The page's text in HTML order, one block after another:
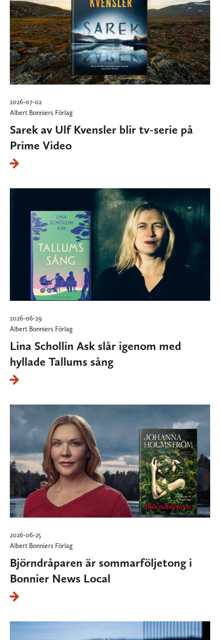
2026-07-02
Albert Bonniers Förlag
Sarek av Ulf Kvensler blir tv-serie på
Prime Video
2026-06-29
Albert Bonniers Förlag
Lina Schollin Ask slår igenom med
hyllade Tallums sång
2026-06-25
Albert Bonniers Förlag
Björndråparen är sommarföljetong i
Bonnier News Local